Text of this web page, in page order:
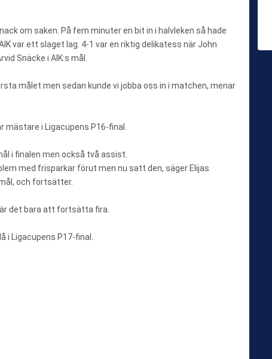
om saken. På fem minuter en bit in i halvleken så hade
var ett slaget lag. 4-1 var en riktig delikatess när John
Snäcke i AIK:s mål.
målet men sedan kunde vi jobba oss in i matchen, menar
mästare i Ligacupens P16-final.
i finalen men också två assist.
med frisparkar förut men nu satt den, säger Elijas
och fortsätter.
det bara att fortsätta fira.
i Ligacupens P17-final.